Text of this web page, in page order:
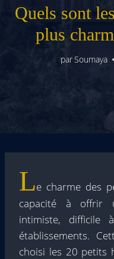
Quels sont
plus
parSoumaya
Le charme des
capacité à offrir
intimiste, difficile
établissements.
choisi les 20 petits